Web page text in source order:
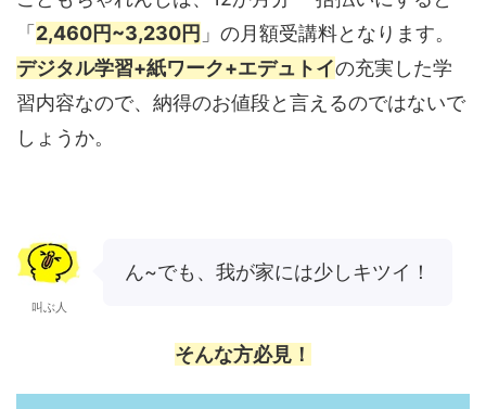
「 2,460円~3,230円 」の月額受講料となります。
デジタル学習+紙ワーク+エデュトイの充実した学
習内容なので、納得のお値段と言えるのではないで
しょうか。
叫ぶ人
ん~でも、我が家には少しキツイ！
そんな方必見！